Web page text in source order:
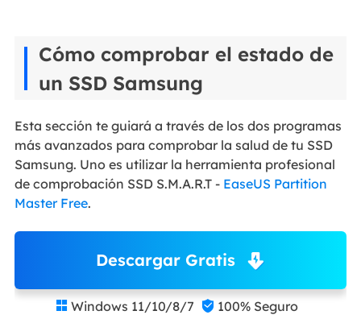
Cómo comprobar el estado de
un SSD Samsung
Esta sección te guiará a través de los dos programas
más avanzados para comprobar la salud de tu SSD
Samsung. Uno es utilizar la herramienta profesional
de comprobación SSD S.M.A.R.T - EaseUS Partition
Master Free.
Descargar Gratis
 Windows 11/10/8/7  100% Seguro